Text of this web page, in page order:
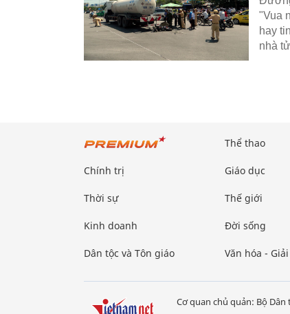
"Vua
hay
nhà
Chính trị
Thời sự
Kinh doanh
Dân tộc và Tôn giáo
Thể thao
Giáo dục
Thế giới
Đời sống
Văn hóa -
Cơ quan chủ quản: Bộ Dân